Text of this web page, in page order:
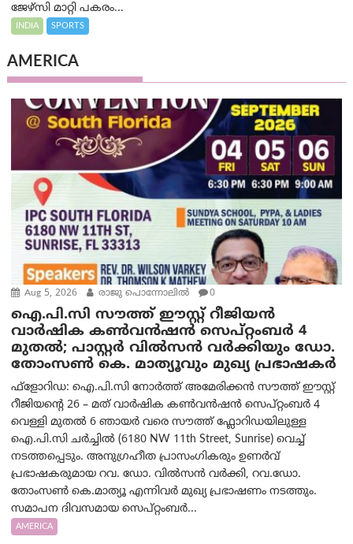
ജേഴ്‌സി മാറ്റി പകരം...
INDIA SPORTS
AMERICA
Aug 5, 2026 രാജു പൊന്നോലിൽ 0
ഐ.പി.സി സൗത്ത് ഈസ്റ്റ് റീജിയൻ
വാർഷിക കൺവൻഷൻ സെപ്റ്റംബർ 4
മുതൽ; പാസ്റ്റർ വിൽസൻ വർക്കിയും ഡോ.
തോംസൺ കെ. മാത്യൂവും മുഖ്യ പ്രഭാഷകർ
ഫ്ളോറിഡ: ഐ.പി.സി നോർത്ത് അമേരിക്കൻ സൗത്ത് ഈസ്റ്റ്
റീജിയന്റെ 26 – മത് വാർഷിക കൺവൻഷൻ സെപ്റ്റംബർ 4
വെള്ളി മുതൽ 6 ഞായർ വരെ സൗത്ത് ഫ്ലോറിഡയിലുള്ള
ഐ.പി.സി ചർച്ചിൽ (6180 NW 11th Street, Sunrise) വെച്ച്
നടത്തപ്പെടും. അനുഗ്രഹീത പ്രാസംഗികരും ഉണർവ്
പ്രഭാഷകരുമായ റവ. ഡോ. വിൽസൻ വർക്കി, റവ.ഡോ.
തോംസൺ കെ.മാത്യൂ എന്നിവർ മുഖ്യ പ്രഭാഷണം നടത്തും.
സമാപന ദിവസമായ സെപ്റ്റംബർ...
AMERICA